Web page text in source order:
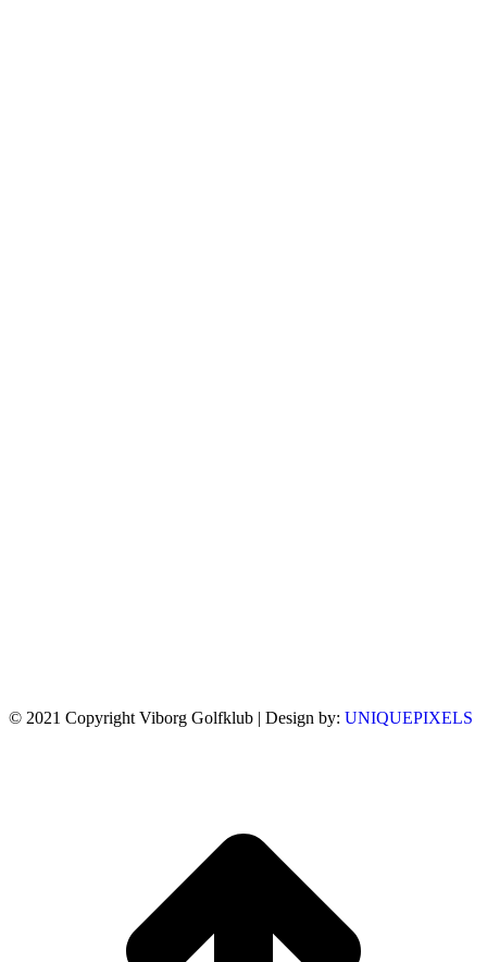
© 2021 Copyright Viborg Golfklub | Design by: UNIQUEPIXELS